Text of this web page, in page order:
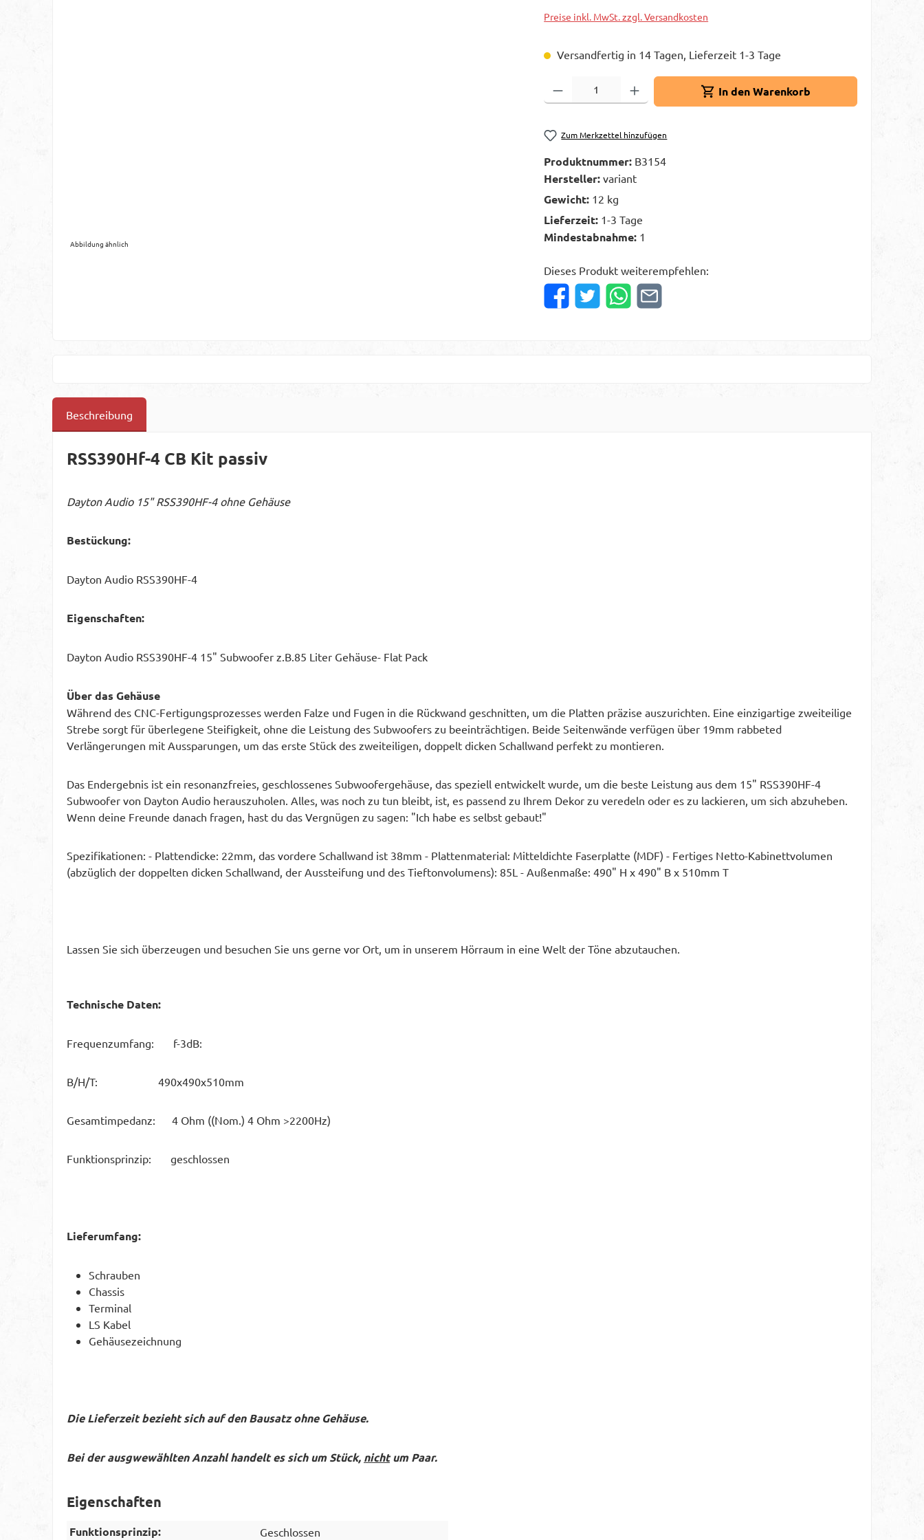
Abbildung ähnlich
Preise inkl. MwSt. zzgl. Versandkosten
Versandfertig in 14 Tagen, Lieferzeit 1-3 Tage
Produkt Anzahl: Gib den gewünschten Wert ein oder benutze die Schaltflächen um die
In den Warenkorb
Zum Merkzettel hinzufügen
Produktnummer: B3154
Hersteller:variant
Gewicht: 12 kg
Lieferzeit: 1-3 Tage
Mindestabnahme: 1
Dieses Produkt weiterempfehlen:
Beschreibung
RSS390Hf-4 CB Kit passiv
Dayton Audio 15" RSS390HF-4 ohne Gehäuse
Bestückung:
Dayton Audio RSS390HF-4
Eigenschaften:
Dayton Audio RSS390HF-4 15" Subwoofer z.B.85 Liter Gehäuse- Flat Pack
Über das Gehäuse
Während des CNC-Fertigungsprozesses werden Falze und Fugen in die Rückwand geschnitten, um die Platten präzise auszurichten. Eine einzigartige zweiteilige
Strebe sorgt für überlegene Steifigkeit, ohne die Leistung des Subwoofers zu beeinträchtigen. Beide Seitenwände verfügen über 19mm rabbeted
Verlängerungen mit Aussparungen, um das erste Stück des zweiteiligen, doppelt dicken Schallwand perfekt zu montieren.
Das Endergebnis ist ein resonanzfreies, geschlossenes Subwoofergehäuse, das speziell entwickelt wurde, um die beste Leistung aus dem 15" RSS390HF-4
Subwoofer von Dayton Audio herauszuholen. Alles, was noch zu tun bleibt, ist, es passend zu Ihrem Dekor zu veredeln oder es zu lackieren, um sich abzuheben.
Wenn deine Freunde danach fragen, hast du das Vergnügen zu sagen: "Ich habe es selbst gebaut!"
Spezifikationen: - Plattendicke: 22mm, das vordere Schallwand ist 38mm - Plattenmaterial: Mitteldichte Faserplatte (MDF) - Fertiges Netto-Kabinettvolumen
(abzüglich der doppelten dicken Schallwand, der Aussteifung und des Tieftonvolumens): 85L - Außenmaße: 490" H x 490" B x 510mm T
Lassen Sie sich überzeugen und besuchen Sie uns gerne vor Ort, um in unserem Hörraum in eine Welt der Töne abzutauchen.
Technische Daten:
Frequenzumfang: f-3dB:
B/H/T: 490x490x510mm
Gesamtimpedanz: 4 Ohm ((Nom.) 4 Ohm >2200Hz)
Funktionsprinzip: geschlossen
Lieferumfang:
Schrauben
Chassis
Terminal
LS Kabel
Gehäusezeichnung
Die Lieferzeit bezieht sich auf den Bausatz ohne Gehäuse.
Bei der ausgwewählten Anzahl handelt es sich um Stück, nichtum Paar.
Eigenschaften
Funktionsprinzip: Geschlossen